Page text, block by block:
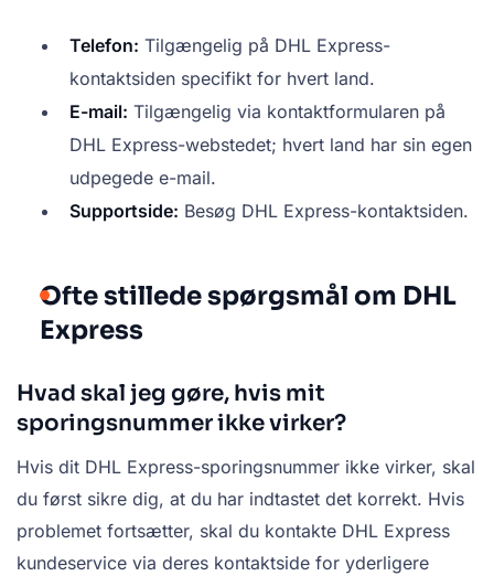
Telefon: Tilgængelig på DHL Express-
kontaktsiden specifikt for hvert land.
E-mail: Tilgængelig via kontaktformularen på
DHL Express-webstedet; hvert land har sin egen
udpegede e-mail.
Supportside: Besøg DHL Express-kontaktsiden.
Ofte stillede spørgsmål om DHL
Express
Hvad skal jeg gøre, hvis mit
sporingsnummer ikke virker?
Hvis dit DHL Express-sporingsnummer ikke virker, skal
du først sikre dig, at du har indtastet det korrekt. Hvis
problemet fortsætter, skal du kontakte DHL Express
kundeservice via deres kontaktside for yderligere